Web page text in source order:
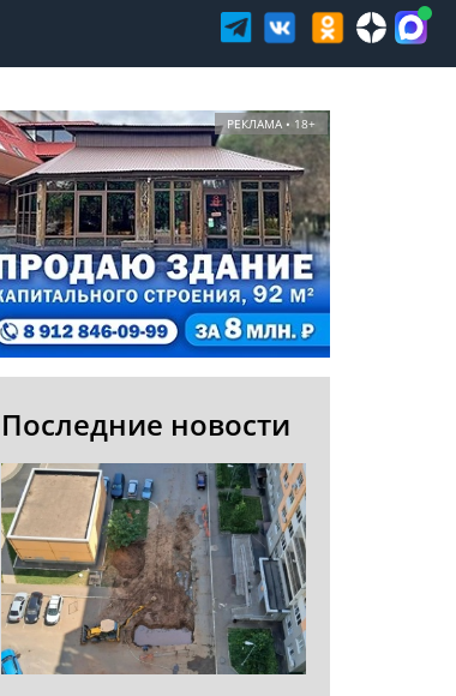
РЕКЛАМА • 18+
Последние новости